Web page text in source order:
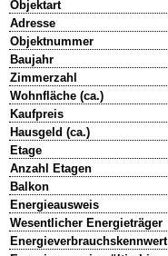
Objektart
Adresse
Objektnummer
Baujahr
Zimmerzahl
Wohnfläche (ca.)
Kaufpreis
Hausgeld (ca.)
Etage
Anzahl Etagen
Balkon
Energieausweis
Wesentlicher Energieträger
Energieverbrauchskennwert